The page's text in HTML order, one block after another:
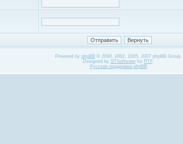
Powered by phpBB© 2000, 2002, 2005, 2007 phpBB Group.
Designed by STSoftwarefor PTF.
Русская поддержка phpBB